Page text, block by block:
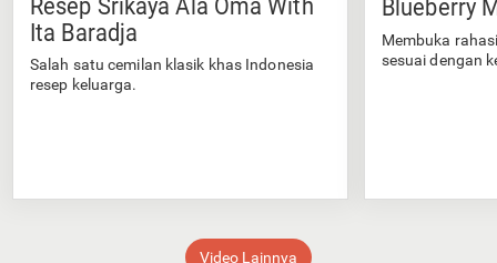
Ita Baradja
Salah satu cemilan klasik khas Indonesia
resep keluarga.
Blueberry
Membuka
sesuai dengan
Video Lainnya